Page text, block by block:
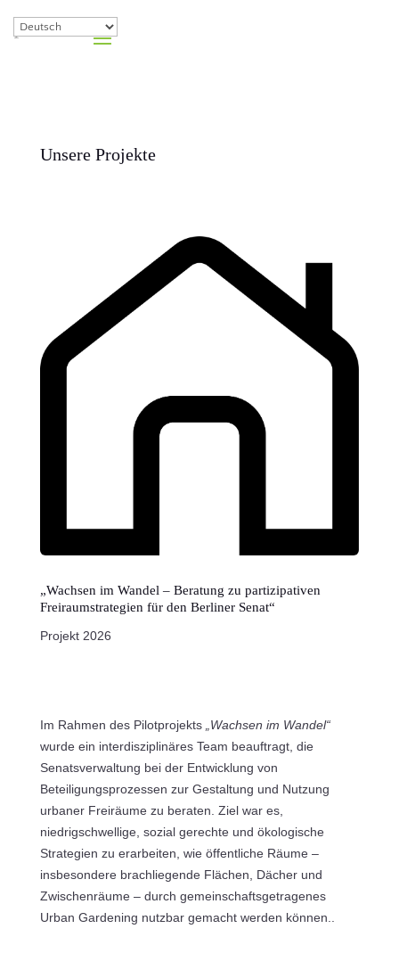
Unsere Projekte
„Wachsen im Wandel – Beratung zu partizipativen
Freiraumstrategien für den Berliner Senat“
Projekt 2026
Im Rahmen des Pilotprojekts „Wachsen im Wandel“
wurde ein interdisziplinäres Team beauftragt, die
Senatsverwaltung bei der Entwicklung von
Beteiligungsprozessen zur Gestaltung und Nutzung
urbaner Freiräume zu beraten. Ziel war es,
niedrigschwellige, sozial gerechte und ökologische
Strategien zu erarbeiten, wie öffentliche Räume –
insbesondere brachliegende Flächen, Dächer und
Zwischenräume – durch gemeinschaftsgetragenes
Urban Gardening nutzbar gemacht werden können..